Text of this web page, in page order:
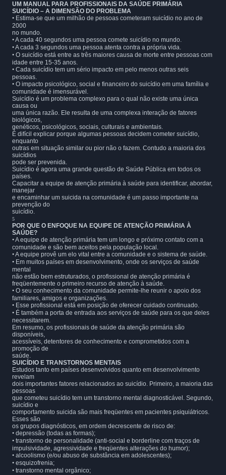
UM MANUAL PARA PROFISSIONAIS DA SAÚDE PRIMÁRIA
SUICÍDIO – A DIMENSÃO DO PROBLEMA
• Estima-se que um milhão de pessoas cometeram suicídio no ano de
2000
no mundo.
•A cada 40 segundos uma pessoa comete suicídio no mundo.
•A cada 3 segundos uma pessoa atenta contra a própria vida.
• O suicídio está entre as três maiores causa de morte entre pessoas com
idade entre 15-35 anos.
• Cada suicídio tem um sério impacto em pelo menos outras seis
pessoas.
• O impacto psicológico, social e financeiro do suicídio em uma família e
comunidade é imensurável.
Suicídio é um problema complexo para o qual não existe uma única
causa ou
uma única razão. Ele resulta de uma complexa interação de fatores
biológicos,
genéticos, psicológicos, sociais, culturais e ambientais.
É difícil explicar porque algumas pessoas decidem cometer suicídio,
enquanto
outras em situação similar ou pior não o fazem. Contudo a maioria dos
suicídios
pode ser prevenida.
Suicídio é agora uma grande questão de Saúde Pública em todos os
países.
Capacitar a equipe de atenção primária à saúde para identificar, abordar,
manejar
e encaminhar um suicida na comunidade é um passo importante na
prevenção do
suicídio.
5
POR QUE O ENFOQUE NA EQUIPE DE ATENÇÃO PRIMÁRIA À
SAÚDE?
•A equipe de atenção primária tem um longo e próximo contato com a
comunidade e são bem aceitos pela população local.
•A equipe provê um elo vital entre a comunidade e o sistema de saúde.
• Em muitos países em desenvolvimento, onde os serviços de saúde
mental
não estão bem estruturados, o profissional de atenção primária é
freqüentemente o primeiro recurso de atenção à saúde.
• O seu conhecimento da comunidade permite-lhe reunir o apoio dos
familiares, amigos e organizações.
• Esse profissional está em posição de oferecer cuidado continuado.
• É também a porta de entrada aos serviços de saúde para os que deles
necessitarem.
Em resumo, os profissionais de saúde da atenção primária são
disponíveis,
acessíveis, detentores de conhecimento e comprometidos com a
promoção de
saúde.
SUICÍDIO E TRANSTORNOS MENTAIS
Estudos tanto em países desenvolvidos quanto em desenvolvimento
revelam
dois importantes fatores relacionados ao suicídio. Primeiro, a maioria das
pessoas
que cometeu suicídio tem um transtorno mental diagnosticável. Segundo,
suicídio e
comportamento suicida são mais freqüentes em pacientes psiquiátricos.
Esses são
os grupos diagnósticos, em ordem decrescente de risco de:
• depressão (todas as formas);
• transtorno de personalidade (anti-social e borderline com traços de
impulsividade, agressividade e freqüentes alterações do humor);
• alcoolismo (e/ou abuso de substância em adolescentes);
• esquizofrenia;
• transtorno mental orgânico;